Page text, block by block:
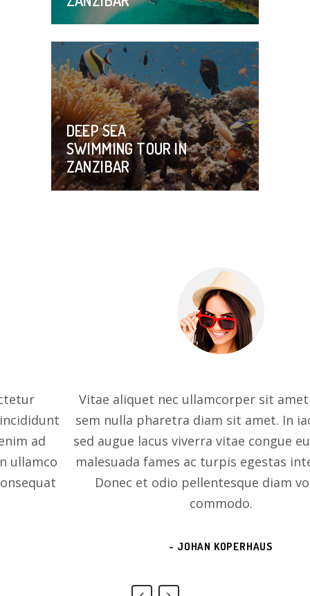
DEEP SEA
SWIMMING TOUR IN
ZANZIBAR
Vitae aliquet nec ullamcorper sit amet risus. Ut
sem nulla pharetra diam sit amet. In iaculis nunc
sed augue lacus viverra vitae congue eu. Netus et
malesuada fames ac turpis egestas integer eget.
Donec et odio pellentesque diam volutpat
- JOHAN KOPERHAUS